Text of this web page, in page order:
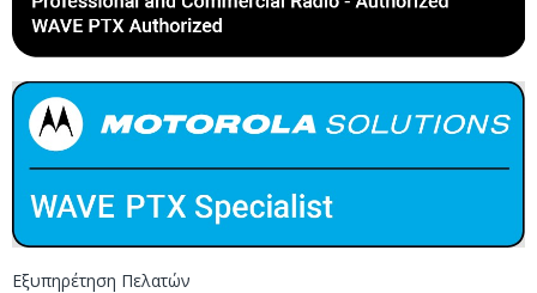
Εξυπηρέτηση Πελατών